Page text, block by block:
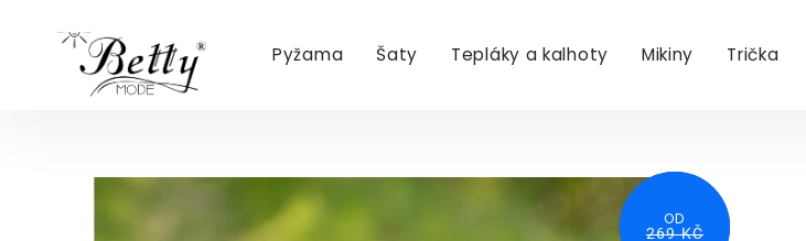
Pyžama Šaty Tepláky a kalhoty Mikiny Trička
OD
252 KČ
OD
269 KČ
OD
269 KČ